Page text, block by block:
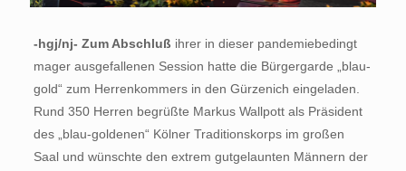
-hgj/nj- Zum Abschluß ihrer in dieser pandemiebedingt
mager ausgefallenen Session hatte die Bürgergarde „blau-
gold“ zum Herrenkommers in den Gürzenich eingeladen.
Rund 350 Herren begrüßte Markus Wallpott als Präsident
des „blau-goldenen“ Kölner Traditionskorps im großen
Saal und wünschte den extrem gutgelaunten Männern der